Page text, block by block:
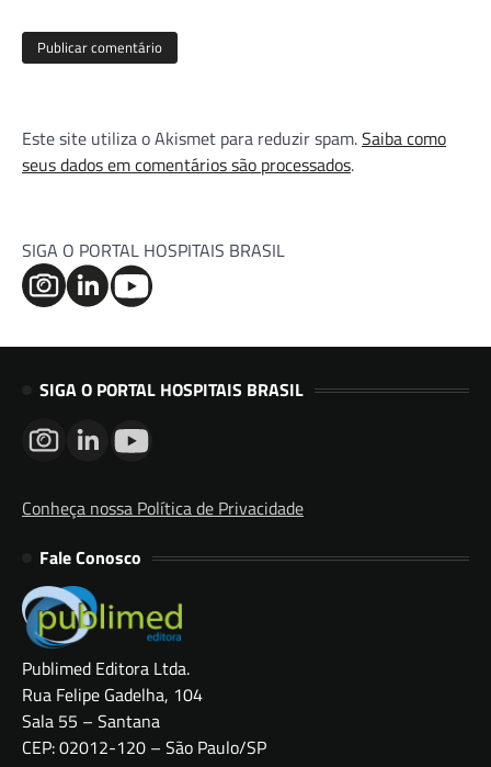
Este site utiliza o Akismet para reduzir spam.Saiba como
seus dados em comentários são processados.
SIGA O PORTAL HOSPITAIS BRASIL
SIGA O PORTAL HOSPITAIS BRASIL
Conheça nossa Política de Privacidade
Fale Conosco
Publimed Editora Ltda.
Rua Felipe Gadelha, 104
Sala 55 – Santana
CEP: 02012-120 – São Paulo/SP